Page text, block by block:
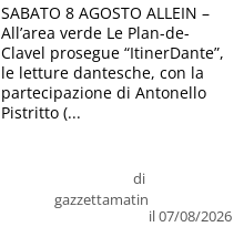
di
gazzettamatin
il 07/08/2026
SABATO 8 AGOSTO ALLEIN –
All’area verde Le Plan-de-
Clavel prosegue “ItinerDante”,
le letture dantesche, con la
partecipazione di Antonello
Pistritto (...